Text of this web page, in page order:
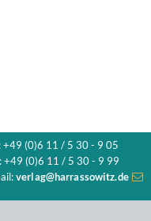
+49 (0)6 11 / 5 30 - 9 05
+49 (0)6 11 / 5 30 - 9 99
verlag@harrassowitz.de